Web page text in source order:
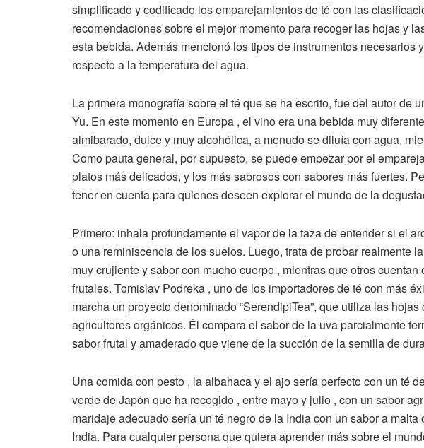
simplificado y codificado los emparejamientos de té con las
recomendaciones sobre el mejor momento para recoger las hojas y
esta bebida. Además mencionó los tipos de instrumentos necesarios
respecto a la temperatura del agua.
La primera monografía sobre el té que se ha escrito, fue del autor de
Yu. En este momento en Europa , el vino era una bebida muy
almibarado, dulce y muy alcohólica, a menudo se diluía con agua,
Como pauta general, por supuesto, se puede empezar por el
platos más delicados, y los más sabrosos con sabores más fuertes.
tener en cuenta para quienes deseen explorar el mundo de la
Primero: inhala profundamente el vapor de la taza de entender si el
o una reminiscencia de los suelos. Luego, trata de probar realmente
muy crujiente y sabor con mucho cuerpo , mientras que otros
frutales. Tomislav Podreka , uno de los importadores de té con más
marcha un proyecto denominado “SerendipiTea”, que utiliza las
agricultores orgánicos. Él compara el sabor de la uva parcialmente
sabor frutal y amaderado que viene de la succión de la semilla de
Una comida con pesto , la albahaca y el ajo sería perfecto con un té
verde de Japón que ha recogido , entre mayo y julio , con un sabor
maridaje adecuado sería un té negro de la India con un sabor a
India. Para cualquier persona que quiera aprender más sobre el